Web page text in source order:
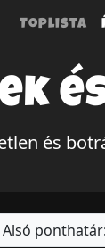
Toplista
és
Alsó ponthatár: